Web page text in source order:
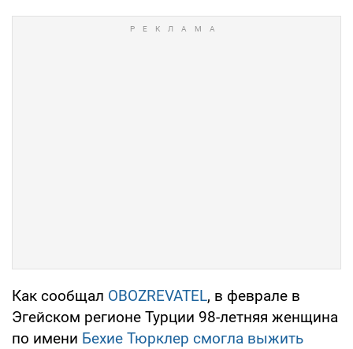
Как сообщал OBOZREVATEL, в феврале в
Эгейском регионе Турции 98-летняя женщина
по имени Бехие Тюрклер смогла выжить